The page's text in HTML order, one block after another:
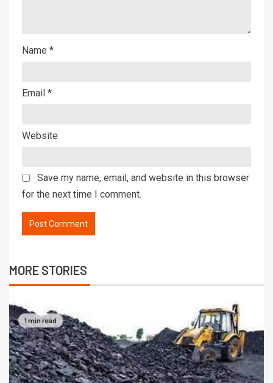
Name *
Email *
Website
Save my name, email, and website in this browser
for the next time I comment.
MORE STORIES
1 min read